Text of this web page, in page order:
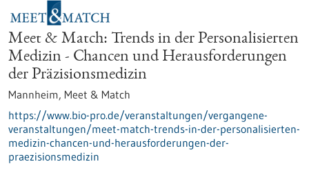
Meet & Match: Trends in der Personalisierten
Medizin - Chancen und Herausforderungen
der Präzisionsmedizin
Mannheim, Meet & Match
https://www.bio-pro.de/veranstaltungen/vergangene-
veranstaltungen/meet-match-trends-in-der-personalisierten-
medizin-chancen-und-herausforderungen-der-
praezisionsmedizin